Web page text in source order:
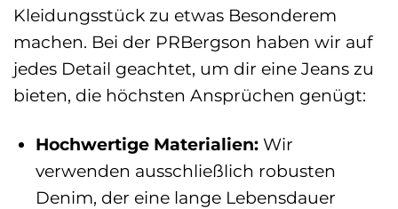
Kleidungsstück zu etwas Besonderem
machen. Bei der PRBergson haben wir auf
jedes Detail geachtet, um dir eine Jeans zu
bieten, die höchsten Ansprüchen genügt:
Hochwertige Materialien:Wir
verwenden ausschließlich robusten
Denim, der eine lange Lebensdauer